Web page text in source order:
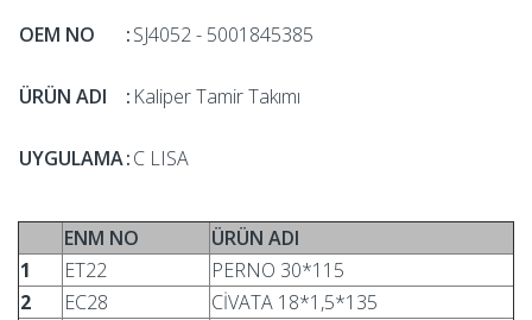
OEM NO :SJ4052 - 5001845385
ÜRÜN ADI : Kaliper Tamir Takımı
UYGULAMA:C LISA
ENM NO
ÜRÜN ADI
1
ET22
PERNO 30*115
2
EC28
CİVATA 18*1,5*135